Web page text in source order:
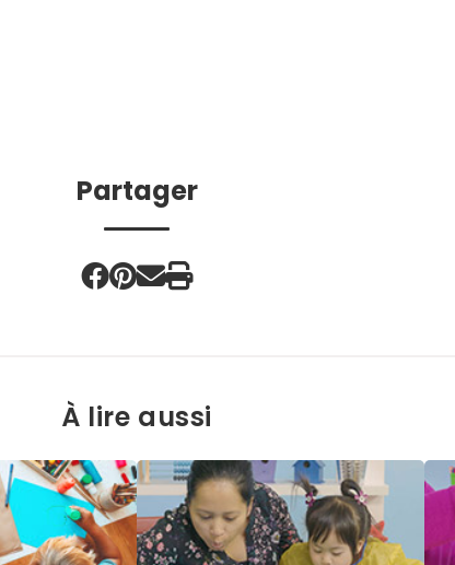
Partager
À lire aussi